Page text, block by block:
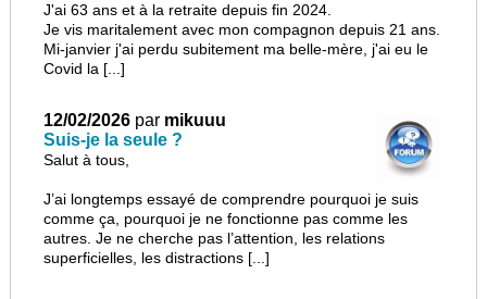
J'ai 63 ans et à la retraite depuis fin 2024.
Je vis maritalement avec mon compagnon depuis 21 ans.
Mi-janvier j'ai perdu subitement ma belle-mère, j'ai eu le
Covid la [...]
12/02/2026 par mikuuu
Suis-je la seule ?
Salut à tous,
J’ai longtemps essayé de comprendre pourquoi je suis
comme ça, pourquoi je ne fonctionne pas comme les
autres. Je ne cherche pas l’attention, les relations
superficielles, les distractions [...]